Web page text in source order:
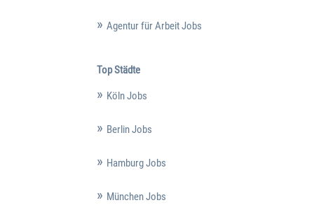
Agentur für Arbeit Jobs
Top Städte
Köln Jobs
Berlin Jobs
Hamburg Jobs
München Jobs